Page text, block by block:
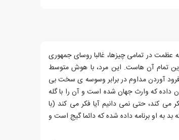
عظمت در تمامی چیزها، غالبا روسای جمهوری
تمام آن هاست. این مرد، با هوش متوسط
آوردن مداوم در برابر وسوسه ی سخت بی
که وارث جهان شده است و آن را با گله
می کند، حتی نمی دانیم آیا فکر می کند (با
به او برنامه داده شده که دائما گیج است و